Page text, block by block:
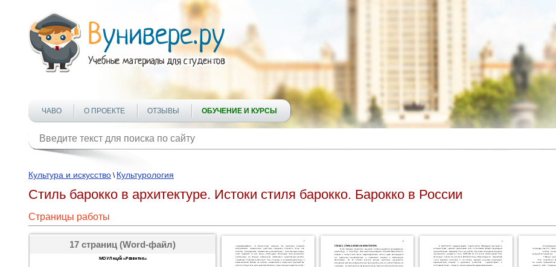
ЧАВО О ПРОЕКТЕ ОТЗЫВЫ ОБУЧЕНИЕ И КУРСЫ
Культура и искусство \ Культурология
Стиль барокко в архитектуре. Истоки стиля барокко. Барокко в России
Страницы работы
17 страниц (Word-файл)